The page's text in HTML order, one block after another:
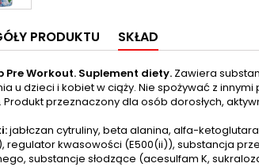
PRODUKTU SKŁAD
Pre Workout. Suplement diety. Zawiera
u dzieci i kobiet w ciąży. Nie spożywać z
Produkt przeznaczony dla osób dorosłych,
jabłczan cytruliny, beta alanina, alfa-
regulator kwasowości (E500(ii)), substancja
substancje słodzące (acesulfam K,